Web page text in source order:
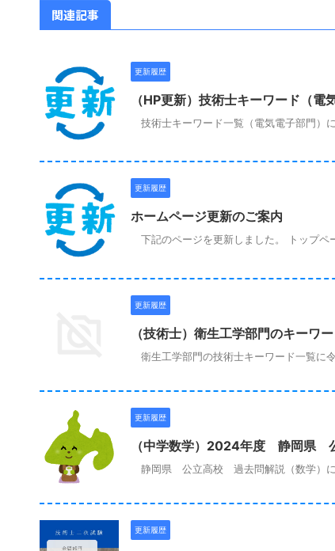
関連記事
更新履歴
（HP更新）技術士キーワード（
技術士キーワード一覧（電気電子部門）
更新履歴
ホームページ更新のご案内
下記のページを更新しました。 トップ
更新履歴
（技術士）衛生工学部門のキーワ
衛生工学部門の技術士キーワード一覧に
更新履歴
（中学数学）2024年度 静岡県
静岡県 公立高校 過去問解説（数学）に
更新履歴